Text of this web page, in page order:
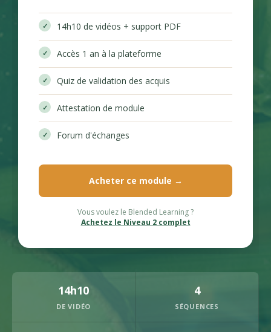
14h10 de vidéos + support PDF
Accès 1 an à la plateforme
Quiz de validation des acquis
Attestation de module
Forum d'échanges
Acheter ce module →
Vous voulez le Blended Learning ?
Achetez le Niveau 2 complet
14h10
DE VIDÉO
4
SÉQUENCES